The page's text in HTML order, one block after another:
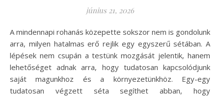
június 21, 2026
A mindennapi rohanás közepette sokszor nem is gondolunk
arra, milyen hatalmas erő rejlik egy egyszerű sétában. A
lépések nem csupán a testünk mozgását jelentik, hanem
lehetőséget adnak arra, hogy tudatosan kapcsolódjunk
saját magunkhoz és a környezetünkhöz. Egy-egy
tudatosan végzett séta segíthet abban, hogy